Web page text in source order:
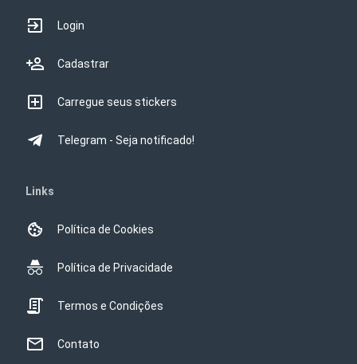
Login
Cadastrar
Carregue seus stickers
Telegram - Seja notificado!
Links
Política de Cookies
Política de Privacidade
Termos e Condições
Contato